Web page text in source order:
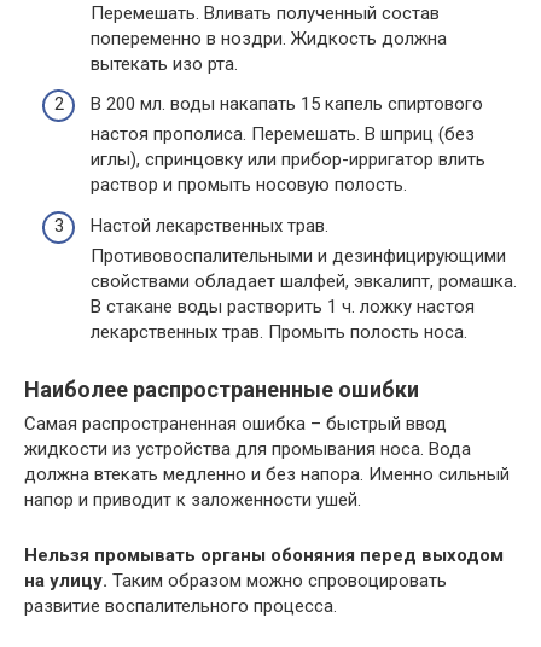
Перемешать. Вливать полученный состав
попеременно в ноздри. Жидкость должна
вытекать изо рта.
В 200 мл. воды накапать 15 капель спиртового
настоя прополиса. Перемешать. В шприц (без
иглы), спринцовку или прибор-ирригатор влить
раствор и промыть носовую полость.
Настой лекарственных трав.
Противовоспалительными и дезинфицирующими
свойствами обладает шалфей, эвкалипт, ромашка.
В стакане воды растворить 1 ч. ложку настоя
лекарственных трав. Промыть полость носа.
Наиболее распространенные ошибки
Самая распространенная ошибка – быстрый ввод
жидкости из устройства для промывания носа. Вода
должна втекать медленно и без напора. Именно сильный
напор и приводит к заложенности ушей.
Нельзя промывать органы обоняния перед выходом
на улицу. Таким образом можно спровоцировать
развитие воспалительного процесса.